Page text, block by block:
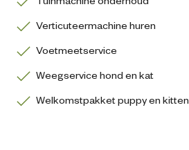
Verticuteermachine huren
Voetmeetservice
Weegservice hond en kat
Welkomstpakket puppy en kitten